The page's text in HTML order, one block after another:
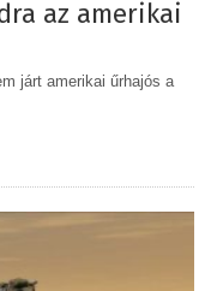
az amerikai
járt amerikai űrhajós a